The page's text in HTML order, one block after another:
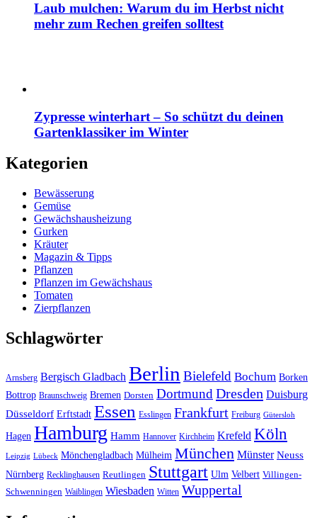
Laub mulchen: Warum du im Herbst nicht
mehr zum Rechen greifen solltest
Zypresse winterhart – So schützt du deinen
Gartenklassiker im Winter
Kategorien
Bewässerung
Gemüse
Gewächshausheizung
Gurken
Kräuter
Magazin & Tipps
Pflanzen
Pflanzen im Gewächshaus
Tomaten
Zierpflanzen
Schlagwörter
Arnsberg Bergisch Gladbach Berlin Bielefeld Bochum Borken
Bottrop Braunschweig Bremen Dorsten Dortmund Dresden Duisburg
Düsseldorf Erftstadt Essen Esslingen Frankfurt Freiburg Gütersloh
Hagen Hamburg Hamm Hannover Kirchheim Krefeld Köln
Leipzig Lübeck Mönchengladbach Mülheim München Münster Neuss
Nürnberg Recklinghausen Reutlingen Stuttgart Ulm Velbert Villingen-
Schwenningen Waiblingen Wiesbaden Witten Wuppertal